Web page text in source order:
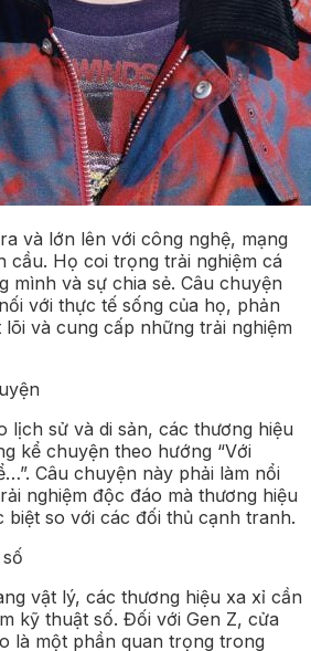
và lớn lên với công nghệ, mạng
cầu. Họ coi trọng trải nghiệm cá
mình và sự chia sẻ. Câu chuyện
với thực tế sống của họ, phản
và cung cấp những trải nghiệm
lịch sử và di sản, các thương hiệu
kể chuyện theo hướng “Với
Câu chuyện này phải làm nổi
nghiệm độc đáo mà thương hiệu
biệt so với các đối thủ cạnh tranh.
vật lý, các thương hiệu xa xỉ cần
kỹ thuật số. Đối với Gen Z, cửa
là một phần quan trọng trong